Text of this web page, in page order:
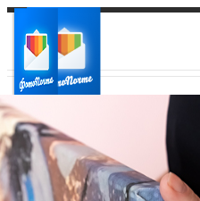
Ваш город:
Ваш регион доставки